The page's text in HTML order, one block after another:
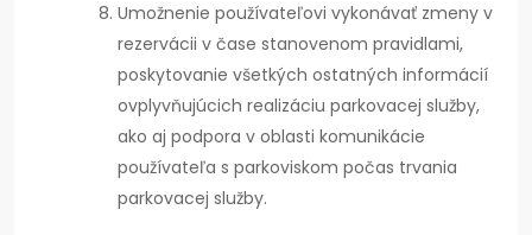
Umožnenie používateľovi vykonávať zmeny v
rezervácii v čase stanovenom pravidlami,
poskytovanie všetkých ostatných informácií
ovplyvňujúcich realizáciu parkovacej služby,
ako aj podpora v oblasti komunikácie
používateľa s parkoviskom počas trvania
parkovacej služby.